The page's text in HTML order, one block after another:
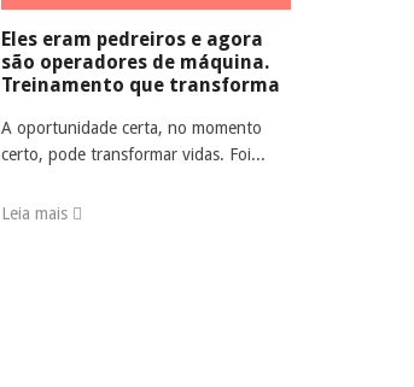
Eles eram pedreiros e agora
são operadores de máquina.
Treinamento que transforma
A oportunidade certa, no momento
certo, pode transformar vidas. Foi...
Leia mais